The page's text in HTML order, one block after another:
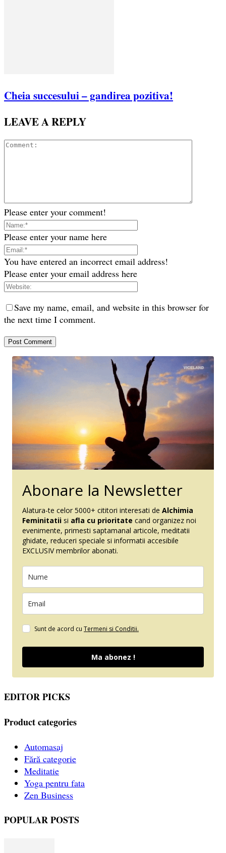
Cheia succesului – gandirea pozitiva!
LEAVE A REPLY
Please enter your comment!
Please enter your name here
You have entered an incorrect email address!
Please enter your email address here
Save my name, email, and website in this browser for
the next time I comment.
Abonare la Newsletter
Alatura-te celor 5000+ ​cititori interesati de Alchimia
Feminitatii si afla cu prioritate cand organizez noi
evenimente, primesti saptamanal articole, meditatii
ghidate, reduceri ​​speciale si inform​atii accesibile
EXCLUSIV membrilor abonati.
Sunt de acord cu Termeni si Conditii.
Ma abonez !
EDITOR PICKS
Product categories
Automasaj
Fără categorie
Meditatie
Yoga pentru fata
Zen Business
POPULAR POSTS